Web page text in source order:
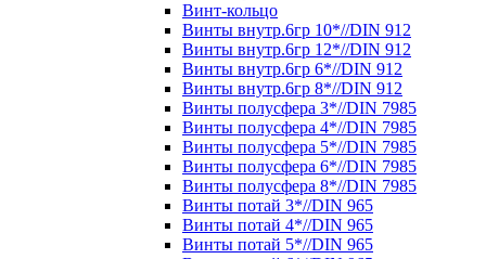
Винт-кольцо
Винты внутр.6гр 10*//DIN 912
Винты внутр.6гр 12*//DIN 912
Винты внутр.6гр 6*//DIN 912
Винты внутр.6гр 8*//DIN 912
Винты полусфера 3*//DIN 7985
Винты полусфера 4*//DIN 7985
Винты полусфера 5*//DIN 7985
Винты полусфера 6*//DIN 7985
Винты полусфера 8*//DIN 7985
Винты потай 3*//DIN 965
Винты потай 4*//DIN 965
Винты потай 5*//DIN 965